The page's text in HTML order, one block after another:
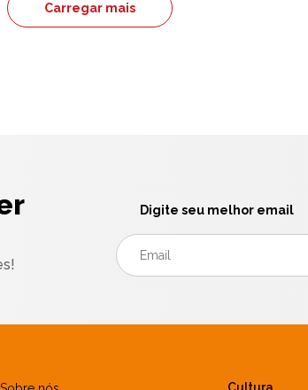
Carregar mais
Digite seu melhor email